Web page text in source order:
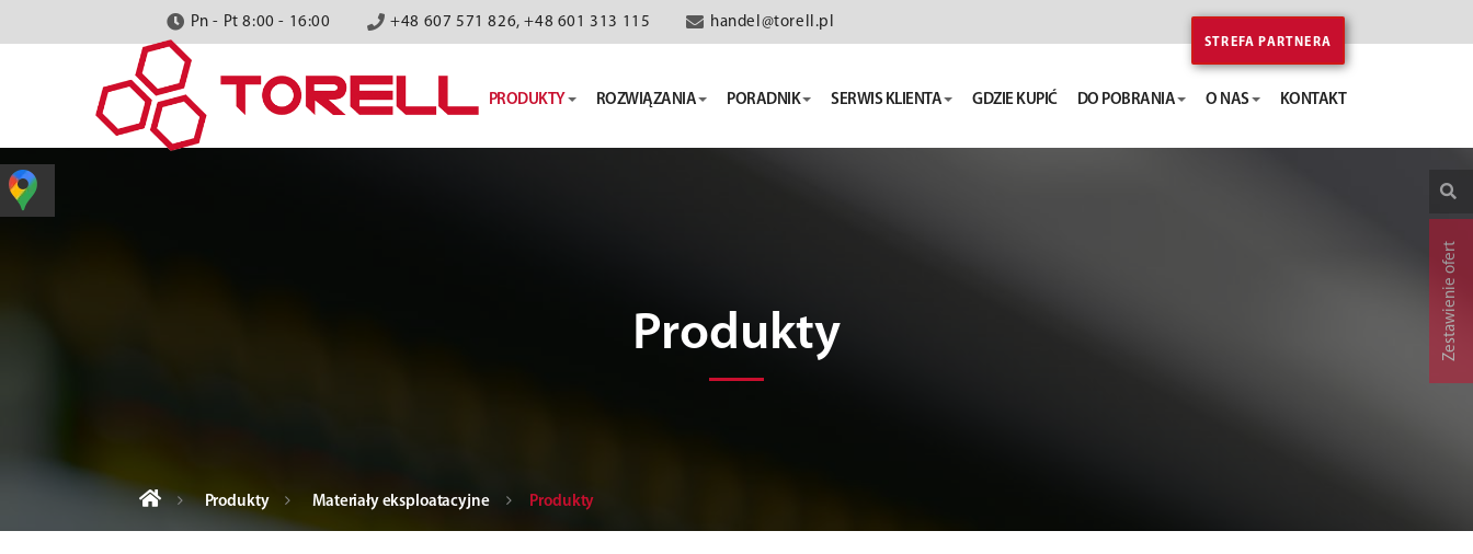
Pn - Pt 8:00 - 16:00 +48 607 571 826, +48 601 313 115 handel@torell.pl
STREFA PARTNERA
PRODUKTY ROZWIĄZANIA PORADNIK SERWIS KLIENTA GDZIE KUPIĆ DO POBRANIA O NAS KONTAKT
Produkty
Produkty Materiały eksploatacyjne Produkty
Zestawienie ofert